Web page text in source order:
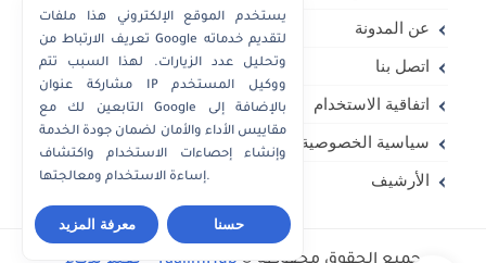
عن المدونة
اتصل بنا
اتفاقية الاستخدام
سياسية الخصوصية
الأرشيف
يستخدم الموقع الإلكتروني هذا ملفات
تعريف الارتباط من Google لتقديم خدماته
وتحليل عدد الزيارات. لهذا السبب تتم
مشاركة عنوان IP ووكيل المستخدم
التابعين لك مع Google بالإضافة إلى
مقاييس الأداء والأمان لضمان جودة الخدمة
وإنشاء إحصاءات الاستخدام واكتشاف
إساءة الاستخدام ومعالجتها.
معرفة المزيد حسنا